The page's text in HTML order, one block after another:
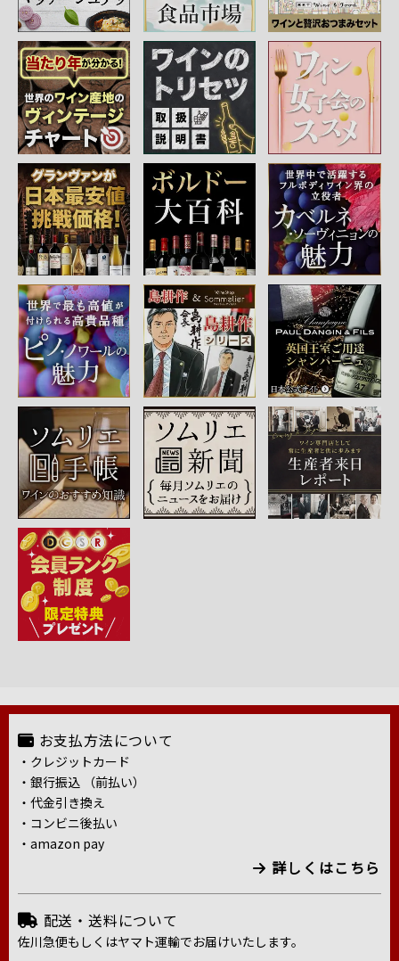
お支払方法について
・クレジットカード
・銀行振込 （前払い）
・代金引き換え
・コンビニ後払い
・amazon pay
詳しくはこちら
配送・送料について
佐川急便もしくはヤマト運輸でお届けいたします。